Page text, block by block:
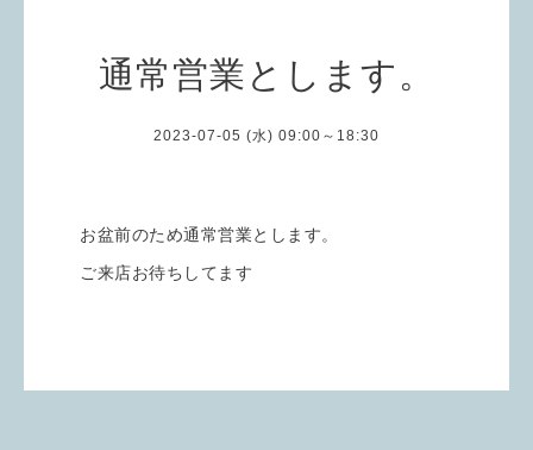
通常営業とします。
2023-07-05 (水) 09:00～18:30
お盆前のため通常営業とします。
ご来店お待ちしてます